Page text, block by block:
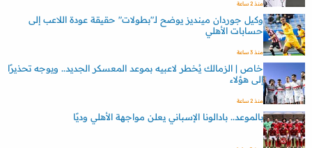
منذ 2 ساعة
وكيل جوردان مينديز يوضح لـ"بطولات" حقيقة عودة اللاعب إلى
حسابات الأهلي
منذ 3 ساعة
خاص | الزمالك يُخطر لاعبيه بموعد المعسكر الجديد.. ويوجه تحذيرًا
إلى هؤلاء
منذ 2 ساعة
بالموعد.. بادالونا الإسباني يعلن مواجهة الأهلي وديًا